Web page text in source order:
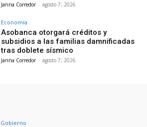
Janna Corredor - agosto 7, 2026
Economía
Asobanca otorgará créditos y
subsidios a las familias damnificadas
tras doblete sísmico
Janna Corredor - agosto 7, 2026
Gobierno